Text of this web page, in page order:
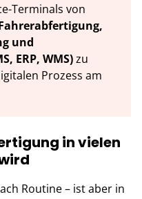
Terminals von
und
ERP, WMS)zu
Prozess am
in vielen
Routine – ist aber in